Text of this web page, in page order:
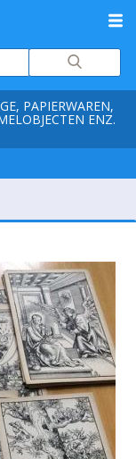
PAPIERWAREN,
ENZ.